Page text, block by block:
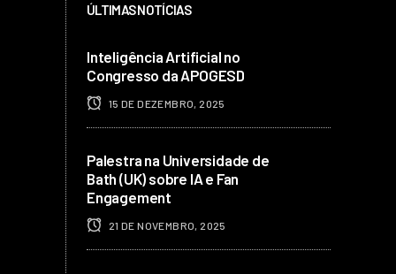
ÚLTIMAS NOTÍCIAS
Inteligência Artificial no
Congresso da APOGESD
15 DE DEZEMBRO, 2025
Palestra na Universidade de
Bath (UK) sobre IA e Fan
Engagement
21 DE NOVEMBRO, 2025